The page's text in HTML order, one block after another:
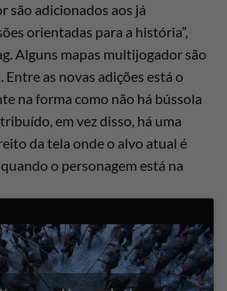
são adicionados aos já
orientadas para a história”,
Alguns mapas multijogador são
Entre as novas adições está o
na forma como não há bússola
em vez disso, há uma
da tela onde o alvo atual é
o personagem está na